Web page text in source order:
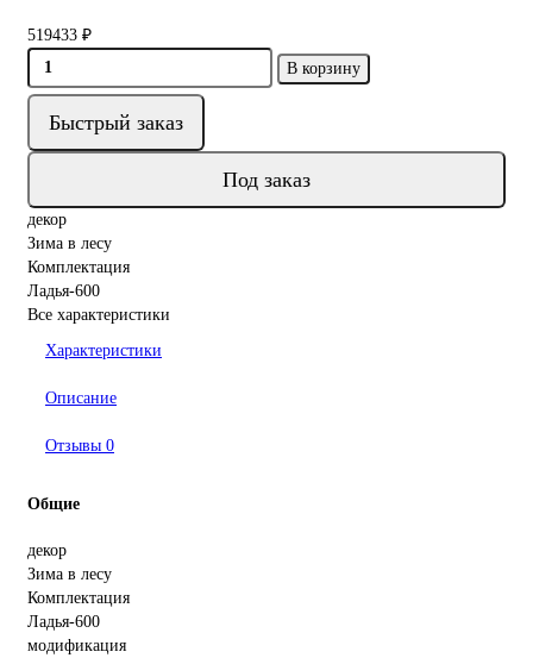
519433 ₽
В корзину
Быстрый заказ
Под заказ
декор
Зима в лесу
Комплектация
Ладья-600
Все характеристики
Характеристики
Описание
Отзывы 0
Общие
декор
Зима в лесу
Комплектация
Ладья-600
модификация